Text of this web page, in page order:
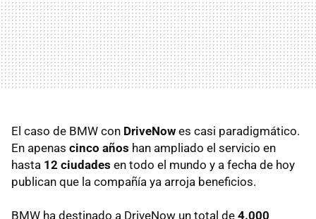
El caso de BMW con DriveNow es casi paradigmático.
En apenas cinco años han ampliado el servicio en
hasta 12 ciudades en todo el mundo y a fecha de hoy
publican que la compañía ya arroja beneficios.
BMW ha destinado a DriveNow un total de 4.000